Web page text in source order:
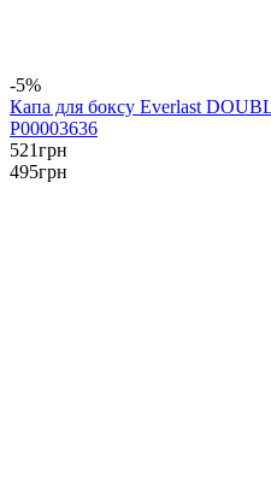
-5%
Капа для боксу Everlast
P00003636
521грн
495грн